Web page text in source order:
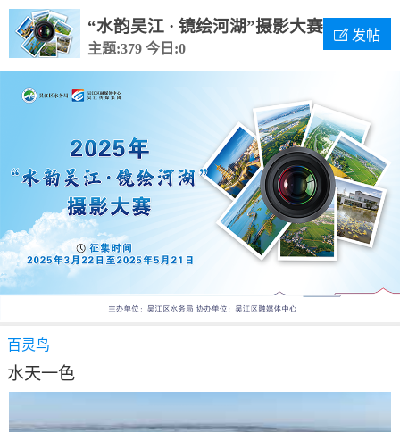
 发帖
“水韵吴江 · 镜绘河湖”摄影大赛
主题:379 今日:0
百灵鸟
水天一色